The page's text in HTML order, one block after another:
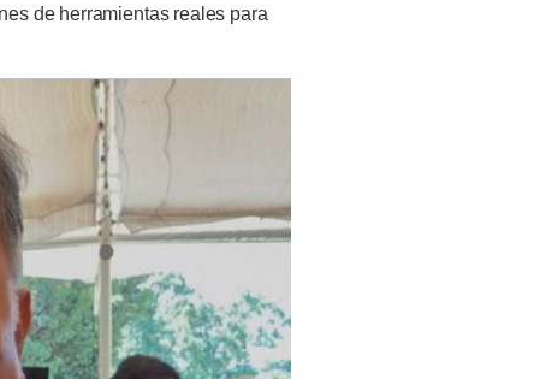
de herramientas reales para